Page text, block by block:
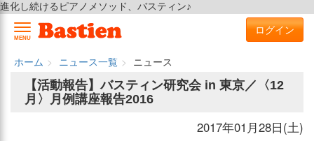
進化し続けるピアノメソッド、バスティン♪
MENU
ログイン
ホーム ニュース一覧
ニュース
【活動報告】バスティン研究会 in 東京／〈12
月〉月例講座報告2016
2017年01月28日(土)